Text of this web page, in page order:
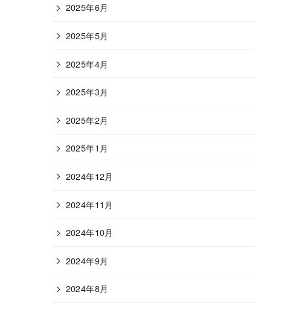
2025年6月
2025年5月
2025年4月
2025年3月
2025年2月
2025年1月
2024年12月
2024年11月
2024年10月
2024年9月
2024年8月